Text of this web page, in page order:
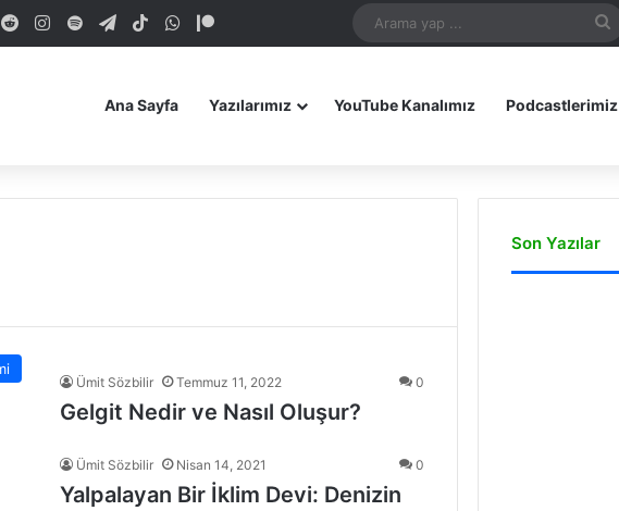
RedditInstagram
SpotifyTelegramTikTokWhatsApp
MastodoniOS Uygulamamız
Android Uygulamamız
...
Ana Sayfa Yazılarımız YouTube Kanalımız Podcastlerimiz
Ümit Sözbilir Temmuz 11, 2022 0
Gelgit Nedir ve Nasıl Oluşur?
Ümit Sözbilir Nisan 14, 2021 0
Yalpalayan Bir İklim Devi: Denizin
Son Yazılar